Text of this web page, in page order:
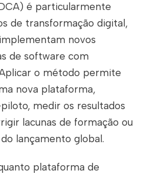
é particularmente
de transformação digital,
novos
de software com
o método permite
nova plataforma,
medir os resultados
lacunas de formação ou
lançamento global.
plataforma de